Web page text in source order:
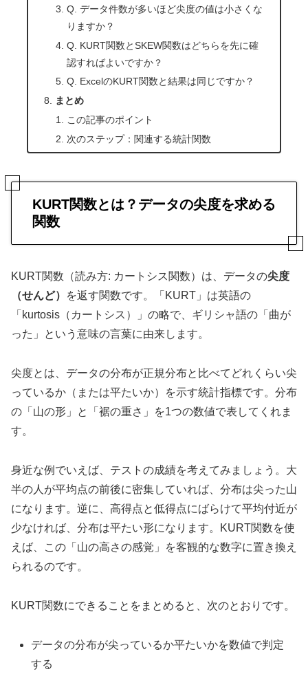
Q. データ件数が多いほど尖度の値は小さくな
りますか？
Q. KURT関数とSKEW関数はどちらを先に確
認すればよいですか？
Q. ExcelのKURT関数と結果は同じですか？
まとめ
この記事のポイント
次のステップ：関連する統計関数
KURT関数とは？データの尖度を求める
関数
KURT関数（読み方: カートシス関数）は、データの尖度
（せんど）
を返す関数です。「KURT」は英語の
「kurtosis（カートシス）」の略で、ギリシャ語の「曲が
った」という意味の言葉に由来します。
尖度とは、データの分布が正規分布と比べてどれくらい尖
っているか（または平たいか）を示す統計指標です。分布
の「山の形」と「裾の重さ」を1つの数値で表してくれま
す。
身近な例でいえば、テストの成績を考えてみましょう。大
半の人が平均点の前後に密集していれば、分布は尖った山
になります。逆に、高得点と低得点にばらけて平均付近が
少なければ、分布は平たい形になります。KURT関数を使
えば、この「山の高さの感覚」を客観的な数字に置き換え
られるのです。
KURT関数にできることをまとめると、次のとおりです。
データの分布が尖っているか平たいかを数値で判定
する